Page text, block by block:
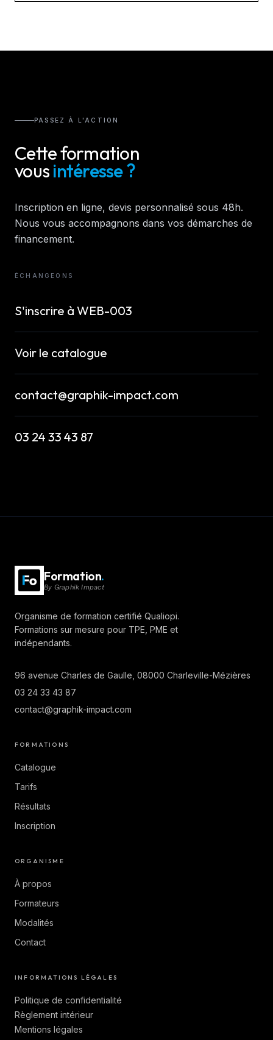
PASSEZ À L'ACTION
Cette formation
vousintéresse ?
Inscription en ligne, devis personnalisé sous 48h.
Nous vous accompagnons dans vos démarches de
financement.
ÉCHANGEONS
S'inscrire à WEB-003
Voir le catalogue
contact@graphik-impact.com
03 24 33 43 87
Formation.
By Graphik Impact
Organisme de formation certifié Qualiopi.
Formations sur mesure pour TPE, PME et
indépendants.
96 avenue Charles de Gaulle , 08000 Charleville-Mézières
03 24 33 43 87
contact@graphik-impact.com
FORMATIONS
Catalogue
Tarifs
Résultats
Inscription
ORGANISME
À propos
Formateurs
Modalités
Contact
INFORMATIONS LÉGALES
Politique de confidentialité
Règlement intérieur
Mentions légales